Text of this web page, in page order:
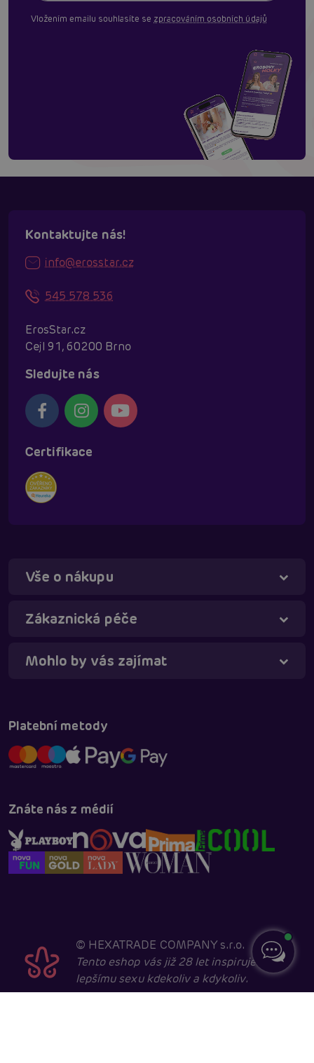
Vložením emailu souhlasíte se zpracováním osobních údajů
Kontaktujte nás!
info@erosstar.cz
545 578 536
ErosStar.cz
Cejl 91, 60200 Brno
Sledujte nás
Certifikace
Vše o nákupu
Zákaznická péče
Mohlo by vás zajímat
Platební metody
Znáte nás z médií
© HEXATRADE COMPANY s.r.o.
Tento eshop vás již 28 let inspiruje k
lepšímu sexu kdekoliv a kdykoliv.
Táňa - virtuální asistentka